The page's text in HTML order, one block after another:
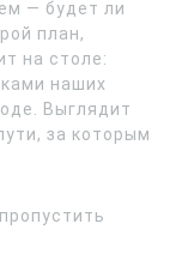
— будет ли
план,
на столе:
наших
Выглядит
за которым